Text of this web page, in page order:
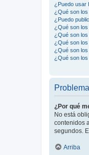
¿Puedo usar
¿Qué son
¿Puedo
¿Qué son
¿Qué son
¿Qué son
¿Qué son
¿Qué son
¿Por qué
No está
contenidos
segundos.
Arriba